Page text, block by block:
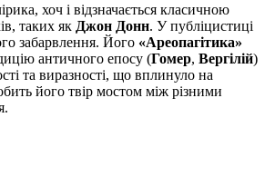
хоч і відзначається класичною
таких як Джон Донн. У публіцистиці
забарвлення. Його «Ареопагітика»
античного епосу (Гомер, Вергілій)
та виразності, що вплинуло на
його твір мостом між різними